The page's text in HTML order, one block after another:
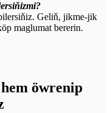
Geliň, jikme-jik
maglumat bererin.
öwrenip